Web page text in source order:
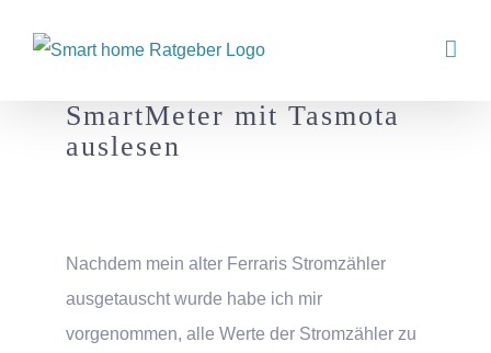
Inhalt
SmartMeter mit Tasmota
auslesen
Nachdem mein alter Ferraris Stromzähler
ausgetauscht wurde habe ich mir
vorgenommen, alle Werte der Stromzähler zu